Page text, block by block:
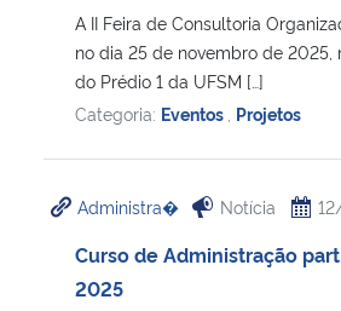
A II Feira de Consultoria
no dia 25 de novembro de 2025,
do Prédio 1 da UFSM […]
Categoria: Eventos Projetos
Administra� Notícia
Curso de Administração
2025